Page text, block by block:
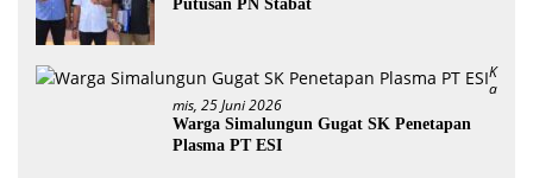
Putusan PN Stabat
K
A
Mis, 25 Juni 2026
Warga Simalungun Gugat SK Penetapan
Plasma PT ESI